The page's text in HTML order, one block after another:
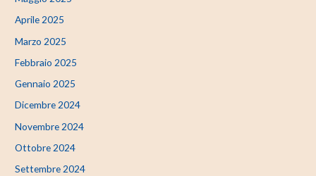
Aprile 2025
Marzo 2025
Febbraio 2025
Gennaio 2025
Dicembre 2024
Novembre 2024
Ottobre 2024
Settembre 2024